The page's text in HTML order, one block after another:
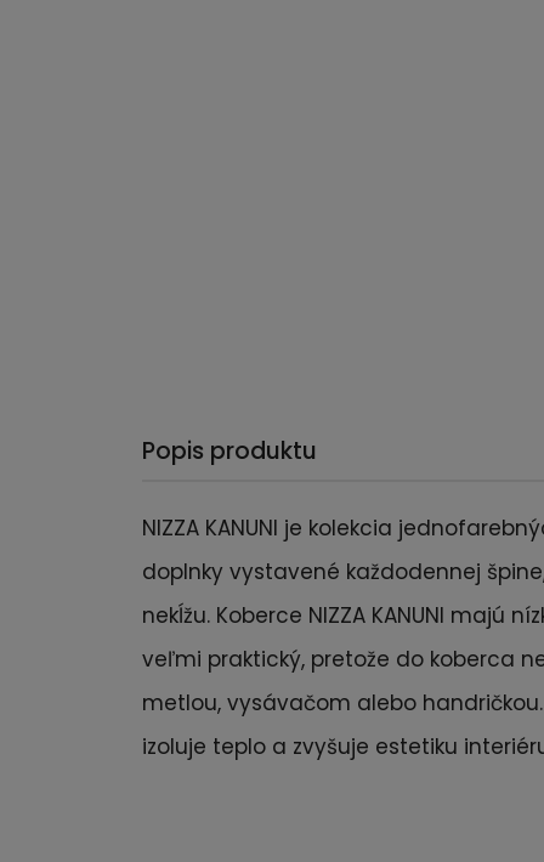
Popis produktu
NIZZA KANUNI je kolekcia
doplnky vystavené každodennej
nekĺžu. Koberce NIZZA KANUNI majú
veľmi praktický, pretože do koberca
metlou, vysávačom alebo handričkou.
izoluje teplo a zvyšuje estetiku